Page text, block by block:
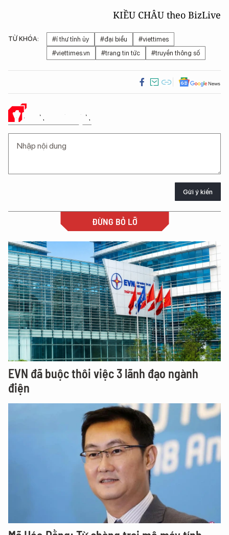
KIỀU CHÂU theo BizLive
TỪ KHÓA: #í thư tỉnh ủy #đại biểu
#viettimes
#viettimes.vn
#trang tin tức #truyền thông số
Ý KIẾN CỦA BẠN
Gửi ý kiến
ĐỪNG BỎ LỠ
EVN đã buộc thôi việc 3 lãnh đạo ngành
điện